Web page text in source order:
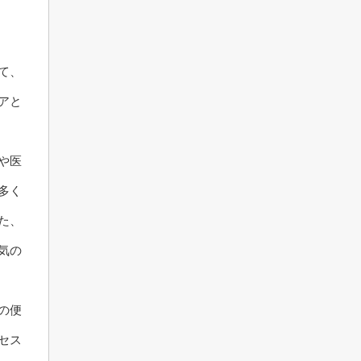
、
と
医
く
、
の
便
ス